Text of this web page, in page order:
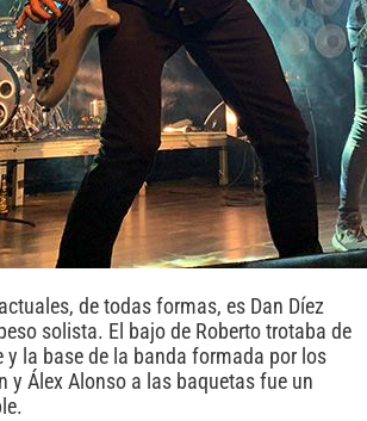
de todas formas, es Dan Díez
solista. El bajo de Roberto trotaba de
la base de la banda formada por los
y Álex Alonso a las baquetas fue un